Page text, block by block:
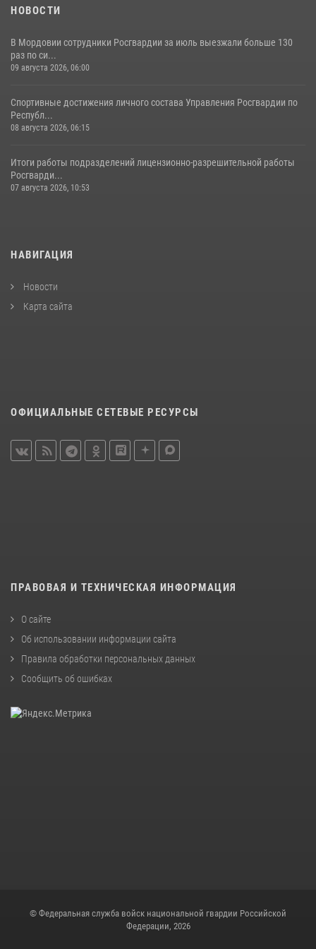
НОВОСТИ
В Мордовии сотрудники Росгвардии за июль выезжали больше 130
раз по си...
09 августа 2026, 06:00
Спортивные достижения личного состава Управления Росгвардии по
Республ...
08 августа 2026, 06:15
Итоги работы подразделений лицензионно-разрешительной работы
Росгварди...
07 августа 2026, 10:53
НАВИГАЦИЯ
Новости
Карта сайта
ОФИЦИАЛЬНЫЕ СЕТЕВЫЕ РЕСУРСЫ
ПРАВОВАЯ И ТЕХНИЧЕСКАЯ ИНФОРМАЦИЯ
О сайте
Об использовании информации сайта
Правила обработки персональных данных
Сообщить об ошибках
© Федеральная служба войск национальной гвардии Российской
Федерации, 2026